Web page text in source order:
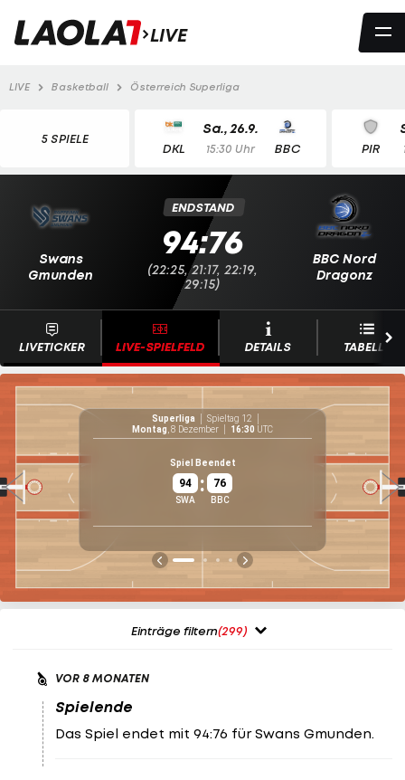
LIVE
LIVE Basketball Österreich Superliga
5 SPIELE
DKL BBC
Sa., 26.9.
15:30 Uhr PIR
Swans
Gmunden
BBC Nord
Dragonz
ENDSTAND
94:76
(22:25, 21:17, 22:19,
29:15)
LIVETICKER LIVE-SPIELFELD DETAILS TABELLE
Superliga
Spieltag 12
Montag , 8 Dezember 16:30 UTC
Spiel Beendet
94
SWA
: 76
BBC
75
/16
70.3%
/37
41.7%
Einträge filtern(299)
VOR 8 MONATEN
Spielende
Das Spiel endet mit 94:76 für Swans Gmunden.